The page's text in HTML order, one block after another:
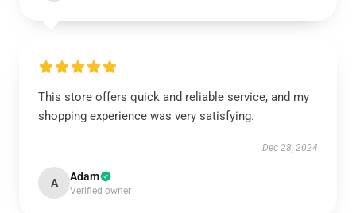
This store offers quick and reliable service, and my
shopping experience was very satisfying.
Dec 28, 2024
A Adam
Verified owner